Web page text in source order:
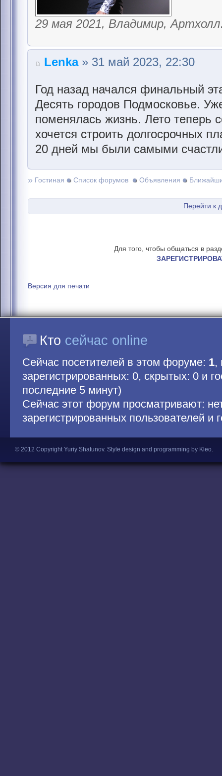
29 мая 2021, Владимир,
Lenka» 31 май 2023, 22:30
Год назад начался финальный
Десять городов Подмосковье.
поменялась жизнь. Лето теперь
хочется строить долгосрочных
20 дней мы были самыми
» Гостиная Список форумов Объявления
Перейти к
Для того, чтобы общаться в
Версия для печати
Кто сейчас online
Сейчас посетителей в этом форуме: 1,
зарегистрированных: 0, скрытых: 0 и
последние 5 минут)
Сейчас этот форум просматривают:
зарегистрированных пользователей и
© 2012 Copyright Yuriy Shatunov. Style design and programming by Kleo.